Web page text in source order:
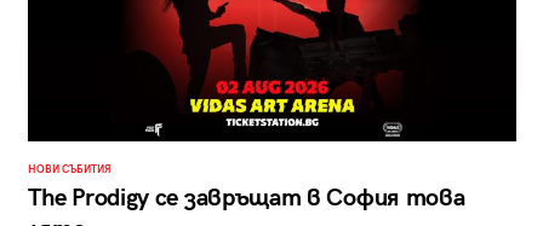
НОВИ СЪБИТИЯ
The Prodigy се завръщат в София това